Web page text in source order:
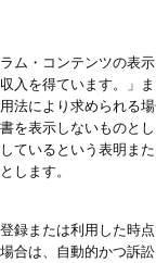
ム・コンテンツの表
入を得ています。」
法により求められる
を表示しないもの
ているという表明ま
します。
録または利用した時
合は、自動的かつ訴